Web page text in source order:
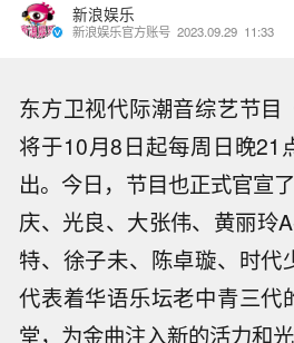
新浪娱乐
新浪娱乐官方账号 2023.09.29 11:33
东方卫视代际潮音综艺节目
将于10月8日起每周日晚21
出。今日，节目也正式官宣
庆、光良、大张伟、黄丽玲
特、徐子未、陈卓璇、时代
代表着华语乐坛老中青三代
堂，为金曲注入新的活力和光